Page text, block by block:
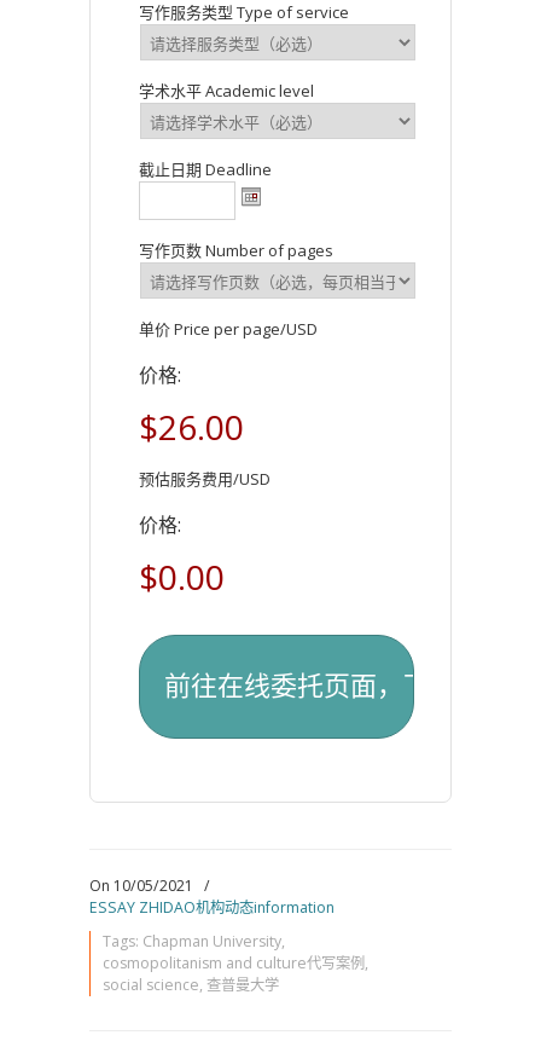
写作服务类型 Type of service
学术水平 Academic level
截止日期 Deadline
写作页数 Number of pages
单价 Price per page/USD
价格:
$26.00
预估服务费用/USD
价格:
$0.00
On 10/05/2021
/
ESSAY ZHIDAO机构动态information
Tags: Chapman University,
cosmopolitanism and culture代写案例,
social science, 查普曼大学